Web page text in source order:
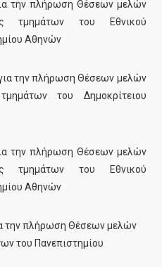
την πλήρωση Θέσεων μελών
τμημάτων του Εθνικού
Αθηνών
την πλήρωση Θέσεων μελών
του Δημοκρίτειου
την πλήρωση Θέσεων μελών
τμημάτων του Εθνικού
Αθηνών
την πλήρωση Θέσεων μελών
του Πανεπιστημίου